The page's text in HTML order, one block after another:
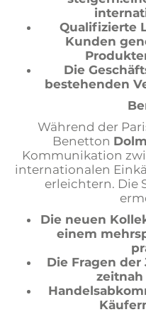
Qualifizierte
Kunden
Die
bestehenden
Während der
Benetton
Kommunikation
internationalen
erleichtern. Die
Die neuen
einem
Die Fragen